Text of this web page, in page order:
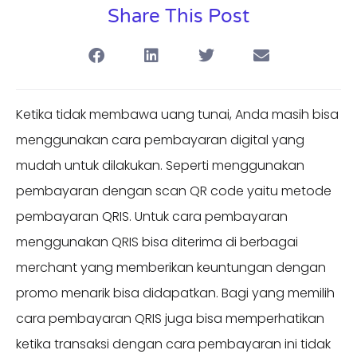
Share This Post
Ketika tidak membawa uang tunai, Anda masih bisa
menggunakan cara pembayaran digital yang
mudah untuk dilakukan. Seperti menggunakan
pembayaran dengan scan QR code yaitu metode
pembayaran QRIS. Untuk cara pembayaran
menggunakan QRIS bisa diterima di berbagai
merchant yang memberikan keuntungan dengan
promo menarik bisa didapatkan. Bagi yang memilih
cara pembayaran QRIS juga bisa memperhatikan
ketika transaksi dengan cara pembayaran ini tidak